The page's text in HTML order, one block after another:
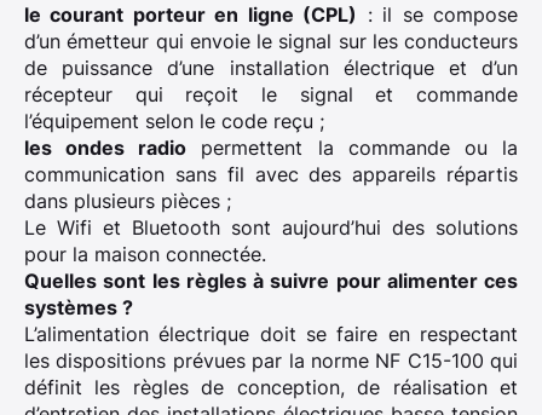
le courant porteur en ligne (CPL) : il se compose
d’un émetteur qui envoie le signal sur les conducteurs
de puissance d’une installation électrique et d’un
récepteur qui reçoit le signal et commande
l’équipement selon le code reçu ;
les ondes radio permettent la commande ou la
communication sans fil avec des appareils répartis
dans plusieurs pièces ;
Le Wifi et Bluetooth sont aujourd’hui des solutions
pour la maison connectée.
Quelles sont les règles à suivre pour alimenter ces
systèmes ?
L’alimentation électrique doit se faire en respectant
les dispositions prévues par la norme NF C15-100 qui
définit les règles de conception, de réalisation et